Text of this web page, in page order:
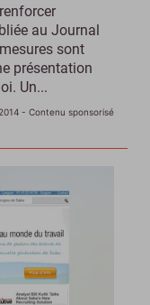
au Journal
sont
présentation
Un...
- Contenu sponsorisé